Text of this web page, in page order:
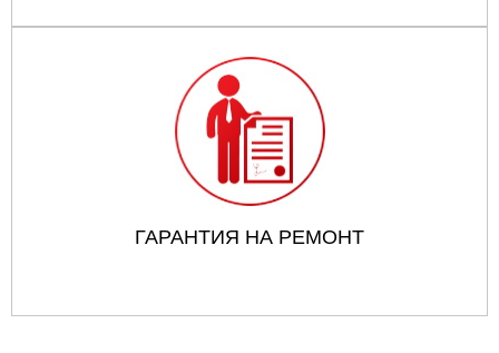
ГАРАНТИЯ НА РЕМОНТ